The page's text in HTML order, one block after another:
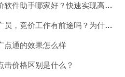
件助手哪家好？快速实现高回报哪家强？
，竞价工作有前途吗？为什么待遇那么高
点通的效果怎么样
击价格区别是什么？